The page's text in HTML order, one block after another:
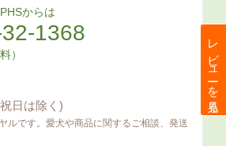
レビューを見る
からは
1368
）
日は除く)
ルです。愛犬や商品に関するご相談、発送